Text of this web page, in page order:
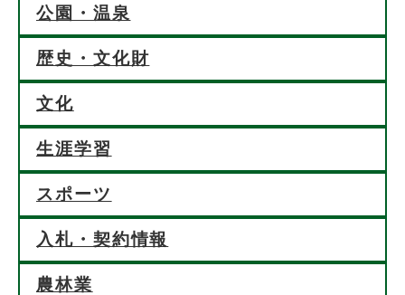
公園・温泉
歴史・文化財
文化
生涯学習
スポーツ
入札・契約情報
農林業